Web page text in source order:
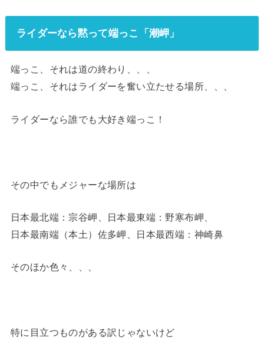
ライダーなら黙って端っこ「潮岬」
端っこ、それは道の終わり、、、
端っこ、それはライダーを奮い立たせる場所、、、
ライダーなら誰でも大好き端っこ！
その中でもメジャーな場所は
日本最北端：宗谷岬、日本最東端：野寒布岬、
日本最南端（本土）佐多岬、日本最西端：神崎鼻
そのほか色々、、、
特に目立つものがある訳じゃないけど